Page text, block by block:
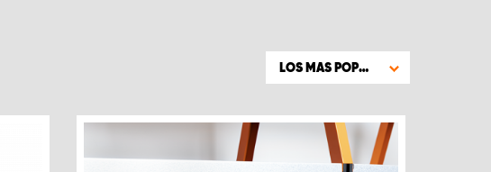
LOS MAS POPULARES